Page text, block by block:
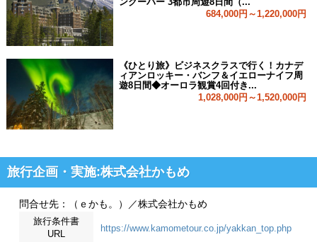
684,000円～1,220,000円
《ひとり旅》ビジネスクラスで行く！カナデ
ィアンロッキー・バンフ＆イエローナイフ周
遊8日間◆オーロラ観賞4回付き...
1,028,000円～1,520,000円
旅行企画・実施:株式会社かもめ
問合せ先：（ｅかも。）／株式会社かもめ
旅行条件書
URL
https://www.kamometour.co.jp/yakkan_top.php